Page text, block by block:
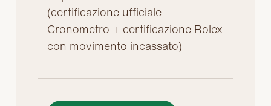
(certificazione ufficiale
Cronometro + certificazione Rolex
con movimento incassato)